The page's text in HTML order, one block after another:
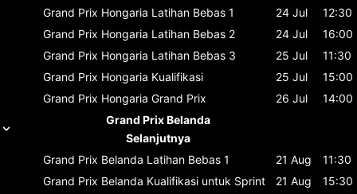
Grand Prix Hongaria Latihan Bebas 1 24 Jul
12:30
Grand Prix Hongaria Latihan Bebas 2 24 Jul
16:00
Grand Prix Hongaria Latihan Bebas 3 25 Jul
11:30
Grand Prix Hongaria Kualifikasi 25 Jul
15:00
Grand Prix Hongaria Grand Prix 26 Jul
14:00
Grand Prix Belanda
Selanjutnya
Grand Prix Belanda Latihan Bebas 1 21 Aug
11:30
Grand Prix Belanda Kualifikasi untuk Sprint 21 Aug
15:30